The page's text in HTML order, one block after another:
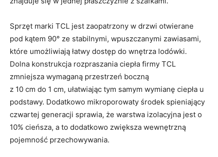
Sprzęt marki TCL jest zaopatrzony w drzwi otwierane
pod kątem 90° ze stabilnymi, wpuszczanymi zawiasami,
które umożliwiają łatwy dostęp do wnętrza lodówki.
Dolna konstrukcja rozpraszania ciepła firmy TCL
zmniejsza wymaganą przestrzeń boczną
z 10 cm do 1 cm, ułatwiając tym samym wymianę ciepła u
podstawy. Dodatkowo mikroporowaty środek spieniający
czwartej generacji sprawia, że warstwa izolacyjna jest o
10% cieńsza, a to dodatkowo zwiększa wewnętrzną
pojemność przechowywania.